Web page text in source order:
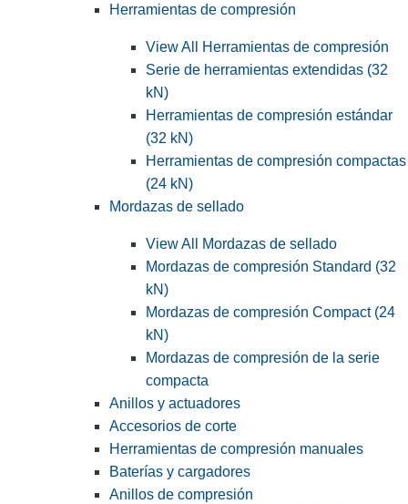
Herramientas de compresión
View All Herramientas de compresión
Serie de herramientas extendidas (32
kN)
Herramientas de compresión estándar
(32 kN)
Herramientas de compresión compactas
(24 kN)
Mordazas de sellado
View All Mordazas de sellado
Mordazas de compresión Standard (32
kN)
Mordazas de compresión Compact (24
kN)
Mordazas de compresión de la serie
compacta
Anillos y actuadores
Accesorios de corte
Herramientas de compresión manuales
Baterías y cargadores
Anillos de compresión